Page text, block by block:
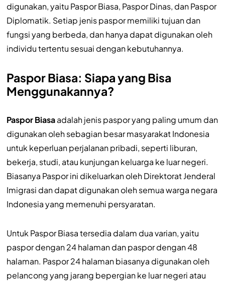
digunakan, yaitu Paspor Biasa, Paspor Dinas, dan Paspor
Diplomatik. Setiap jenis paspor memiliki tujuan dan
fungsi yang berbeda, dan hanya dapat digunakan oleh
individu tertentu sesuai dengan kebutuhannya.
Paspor Biasa: Siapa yang Bisa
Menggunakannya?
Paspor Biasaadalah jenis paspor yang paling umum dan
digunakan oleh sebagian besar masyarakat Indonesia
untuk keperluan perjalanan pribadi, seperti liburan,
bekerja, studi, atau kunjungan keluarga ke luar negeri.
Biasanya Paspor ini dikeluarkan oleh Direktorat Jenderal
Imigrasi dan dapat digunakan oleh semua warga negara
Indonesia yang memenuhi persyaratan.
Untuk Paspor Biasa tersedia dalam dua varian, yaitu
paspor dengan 24 halaman dan paspor dengan 48
halaman. Paspor 24 halaman biasanya digunakan oleh
pelancong yang jarang bepergian ke luar negeri atau